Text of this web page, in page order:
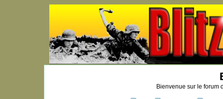
Bienvenue sur le forum